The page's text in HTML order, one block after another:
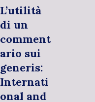
L’utilità
di un
comment
ario sui
generis:
Internati
onal and